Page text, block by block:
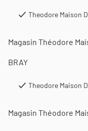
Theodore Maison
Magasin Théodore
BRAY
Theodore Maison
Magasin Théodore